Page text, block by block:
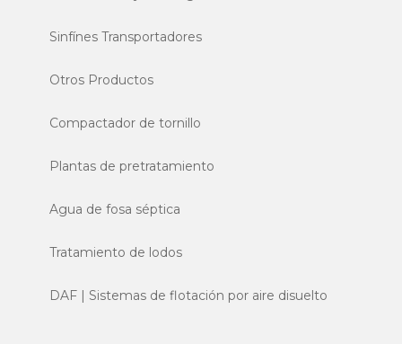
Sinfínes Transportadores
Otros Productos
Compactador de tornillo
Plantas de pretratamiento
Agua de fosa séptica
Tratamiento de lodos
DAF | Sistemas de flotación por aire disuelto